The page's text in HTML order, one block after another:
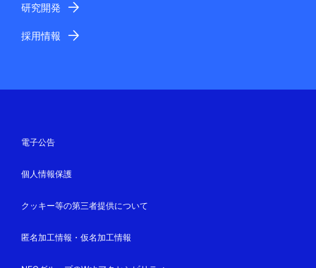
研究開発
採用情報
電子公告
個人情報保護
クッキー等の第三者提供について
匿名加工情報・仮名加工情報